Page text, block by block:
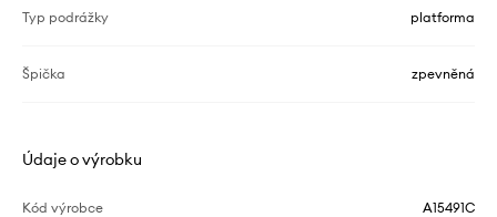
Typ podrážky platforma
Špička zpevněná
Údaje o výrobku
Kód výrobce A15491C